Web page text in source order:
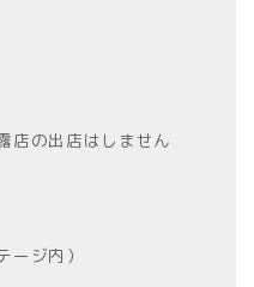
店の出店はしません
ジ内）